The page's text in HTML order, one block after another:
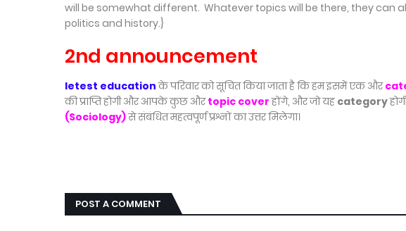
will be somewhat different. Whatever topics will be there, they can
politics and history.}
2nd announcement
letest educationके परिवार को सूचित किया जाता है कि हम इसमें एक और
की प्राप्ति होगी और आपके कुछ औरtopic coverहोंगे, और जो यह category
(Sociology)से संबंधित महत्वपूर्ण प्रश्नों का उत्तर मिलेगा।
POST A COMMENT